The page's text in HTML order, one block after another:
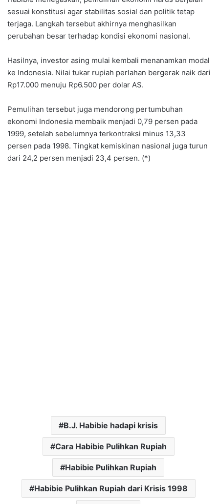
sesuai konstitusi agar stabilitas sosial dan politik tetap
terjaga. Langkah tersebut akhirnya menghasilkan
perubahan besar terhadap kondisi ekonomi nasional.
Hasilnya, investor asing mulai kembali menanamkan modal
ke Indonesia. Nilai tukar rupiah perlahan bergerak naik dari
Rp17.000 menuju Rp6.500 per dolar AS.
Pemulihan tersebut juga mendorong pertumbuhan
ekonomi Indonesia membaik menjadi 0,79 persen pada
1999, setelah sebelumnya terkontraksi minus 13,33
persen pada 1998. Tingkat kemiskinan nasional juga turun
dari 24,2 persen menjadi 23,4 persen. (*)
B.J. Habibie hadapi krisis
Cara Habibie Pulihkan Rupiah
Habibie Pulihkan Rupiah
Habibie Pulihkan Rupiah dari Krisis 1998